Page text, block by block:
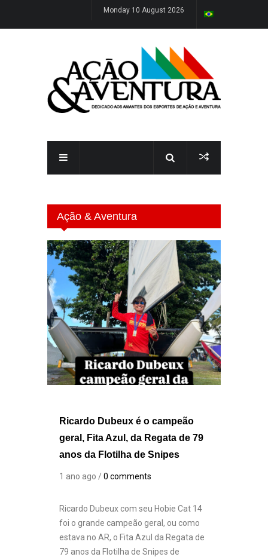
Monday 10 August 2026
Ação & Aventura
Ricardo Dubeux é o campeão
geral, Fita Azul, da Regata de 79
anos da Flotilha de Snipes
1 ano ago /0 comments
Ricardo Dubeux com seu Hobie Cat 14
foi o grande campeão geral, ou como
estava no AR, o Fita Azul da Regata de
79 anos da Flotilha de Snipes de